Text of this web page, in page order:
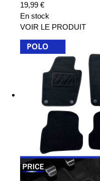
19,99 €
En stock
VOIR LE PRODUIT